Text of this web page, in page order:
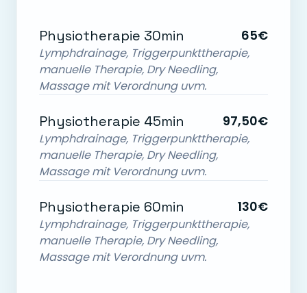
Physiotherapie 30min 65€
Lymphdrainage, Triggerpunkttherapie,
manuelle Therapie, Dry Needling,
Massage mit Verordnung uvm.
Physiotherapie 45min 97,50€
Lymphdrainage, Triggerpunkttherapie,
manuelle Therapie, Dry Needling,
Massage mit Verordnung uvm.
Physiotherapie 60min 130€
Lymphdrainage, Triggerpunkttherapie,
manuelle Therapie, Dry Needling,
Massage mit Verordnung uvm.